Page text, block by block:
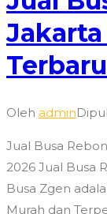
Jakarta
Oleh admin
Jual Busa
2026 Jual Busa
Busa Zgen
Murah dan